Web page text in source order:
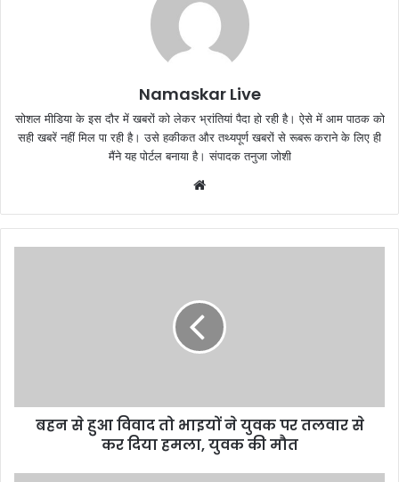
Namaskar Live
सोशल मीडिया के इस दौर में खबरों को लेकर भ्रांतियां पैदा हो रही है। ऐसे में आम पाठक को
सही खबरें नहीं मिल पा रही है। उसे हकीकत और तथ्यपूर्ण खबरों से रूबरू कराने के लिए ही
मैंने यह पोर्टल बनाया है। संपादक तनुजा जोशी
b
s
e
बहन से हुआ विवाद तो भाइयों ने युवक पर तलवार से
कर दिया हमला, युवक की मौत